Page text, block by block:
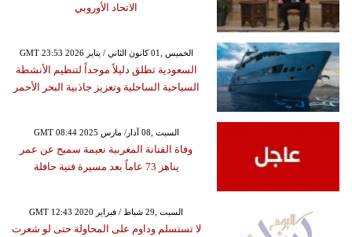
الاتحاد الأوروبي
GMT 23:53 2026 الخميس ,01 كانون الثاني / يناير
السعودية تطلق دليلاً موحداً لتنظيم الأنشطة
السياحية الساحلية وتعزيز جاذبية البحر الأحمر
GMT 08:44 2025 السبت ,08 آذار/ مارس
وفاة الفنانة المغربية نعيمة سميح عن عمر
يناهز 73 عاماً بعد مسيرة فنية حافلة
GMT 12:43 2020 السبت ,29 شباط / فبراير
لا تستسلم وداوم على المحاولة حتى لو شعرت